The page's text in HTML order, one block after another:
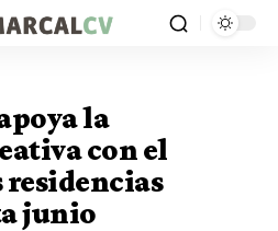
la
con el
residencias
junio